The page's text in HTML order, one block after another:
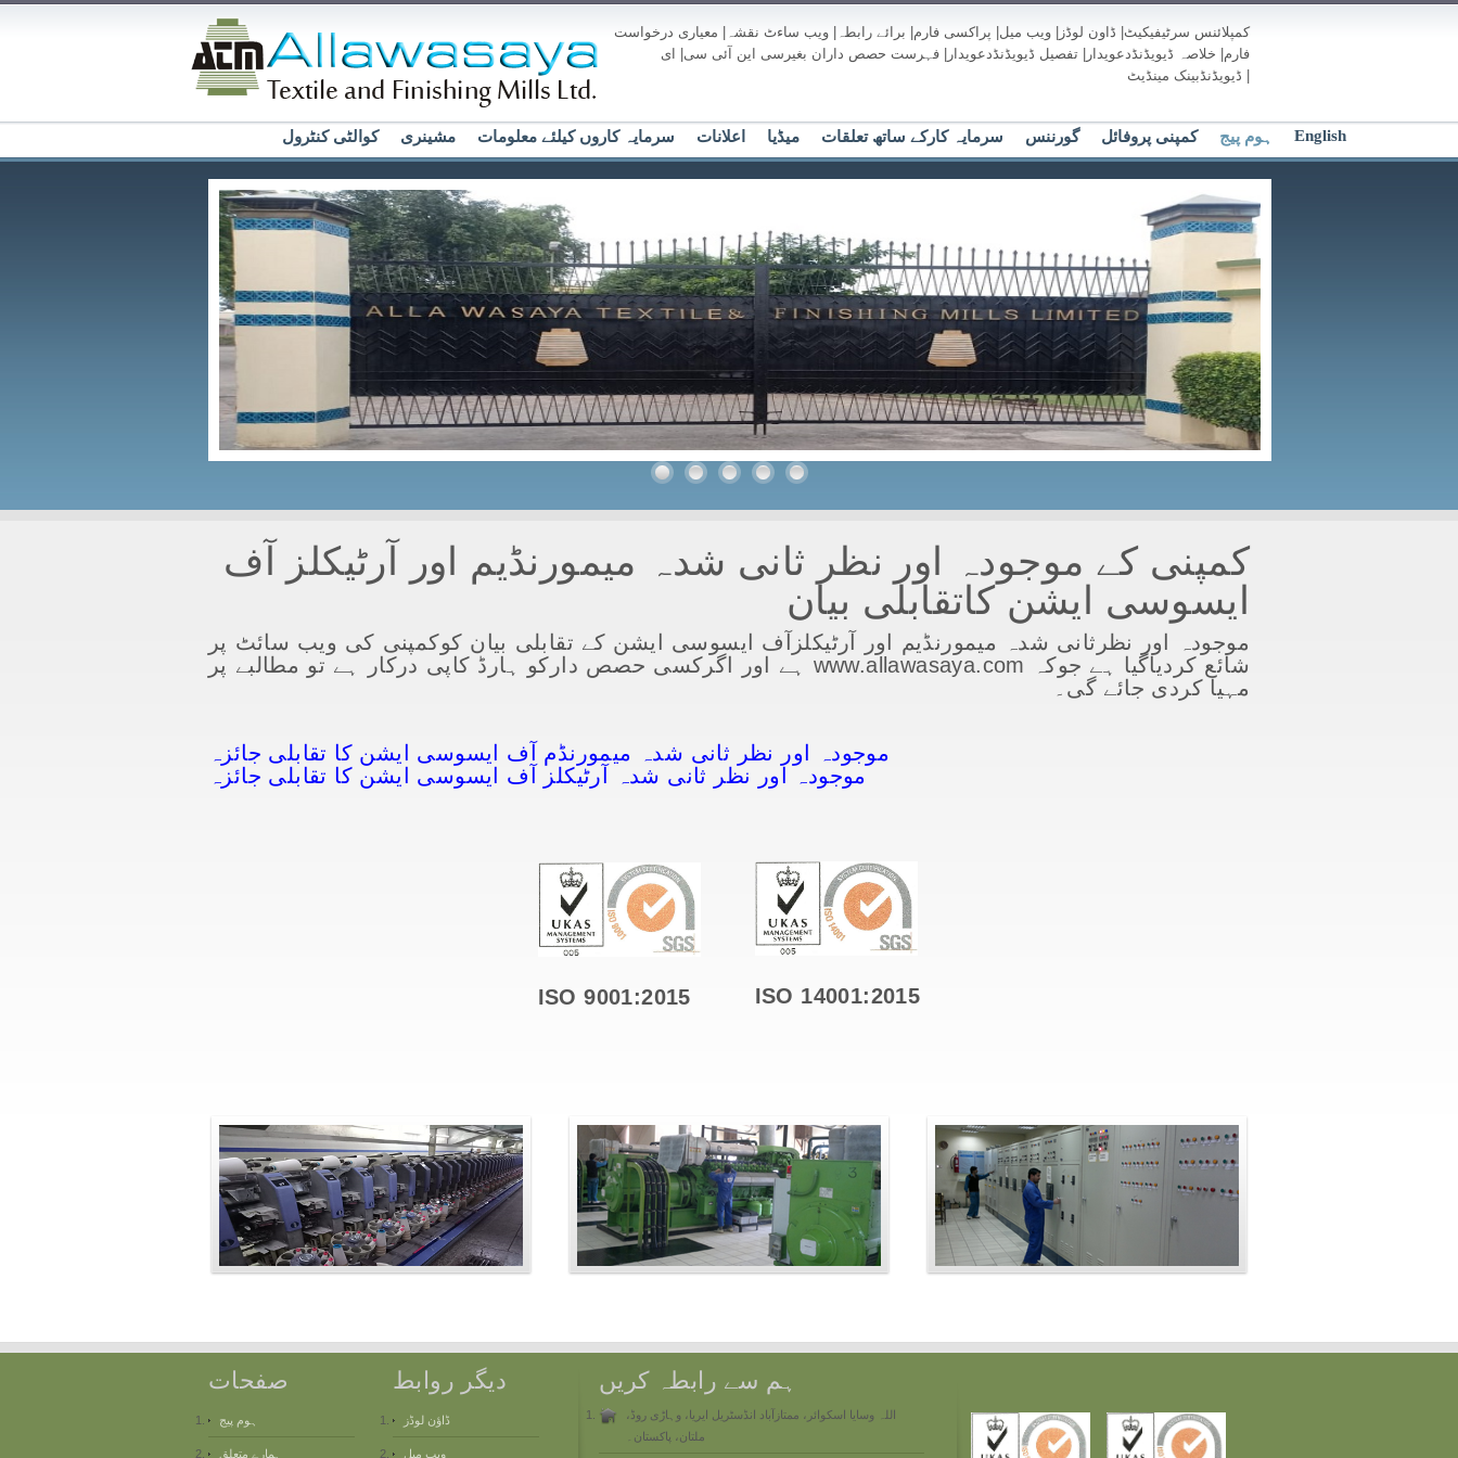
کمپلائنس سرٹیفیکیٹ ڈاون لوڈز ویب میل پراکسی فارم برائے رابطہ ویب ساءٹ نقشہ
معیاری درخواست
فارم خلاصہ ڈیویڈنڈدعویدار تفصیل ڈیویڈنڈدعویدار فہرست حصص داران بغیرسی این آئی سی
ای
ڈیویڈنڈبینک مینڈیٹ
کوالٹی کنٹرول مشینری سرمایہ کاروں کیلئے معلومات اعلانات میڈیا سرمایہ کارکے ساتھ تعلقات گورننس کمپنی پروفائل ہوم پیج English
کمپنی کے موجودہ اور نظر ثانی شدہ میمورنڈیم اور آرٹیکلز آف
ایسوسی ایشن کاتقابلی بیان
موجودہ اور نظرثانی شدہ میمورنڈیم اور آرٹیکلزآف ایسوسی ایشن کے تقابلی بیان کوکمپنی کی ویب سائٹ پر
شائع کردیاگیا ہے جوکہ www.allawasaya.com ہے اور اگرکسی حصص دارکو ہارڈ کاپی درکار ہے تو مطالبے پر
مہیا کردی جائے گی۔
موجودہ اور نظر ثانی شدہ میمورنڈم آف ایسوسی ایشن کا تقابلی جائزہ
موجودہ اور نظر ثانی شدہ آرٹیکلز آف ایسوسی ایشن کا تقابلی جائزہ
ISO 9001:2015 ISO 14001:2015
صفحات
ہوم پیج
ہمارے متعلق
دیگر روابط
ڈاؤن لوڈز
ویب میل
ہم سے رابطہ کریں
اللہ وسایا اسکوائر، ممتازآباد انڈسٹریل ایریا، وہاڑی روڈ،
ملتان، پاکستان۔